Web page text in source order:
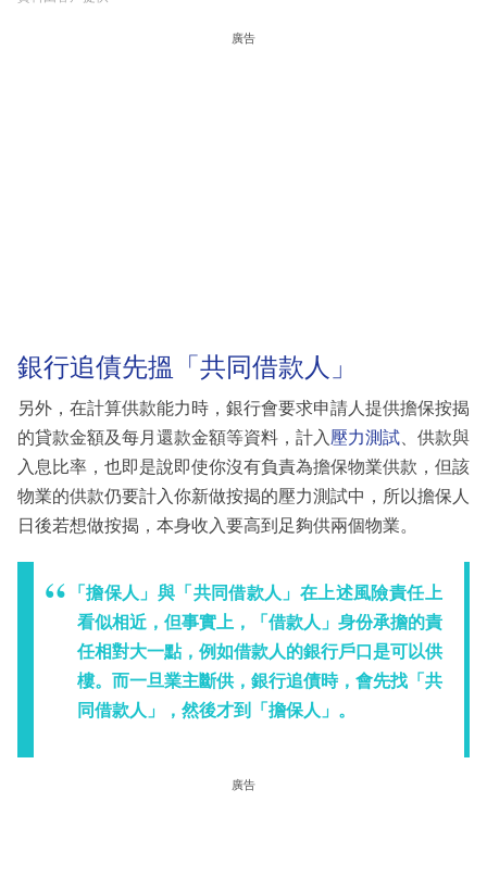
廣告
銀行追債先搵「共同借款人」
另外，在計算供款能力時，銀行會要求申請人提供擔保按揭
的貸款金額及每月還款金額等資料，計入 壓力測試 、供款與
入息比率，也即是說即使你沒有負責為擔保物業供款，但該
物業的供款仍要計入你新做按揭的壓力測試中，所以擔保人
日後若想做按揭，本身收入要高到足夠供兩個物業。
「擔保人」與「共同借款人」在上述風險責任上
看似相近，但事實上，「借款人」身份承擔的責
任相對大一點，例如借款人的銀行戶口是可以供
樓。而一旦業主斷供，銀行追債時，會先找「共
同借款人」，然後才到「擔保人」。
廣告